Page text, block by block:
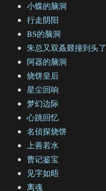
小蝶的脑洞
行走阴阳
BS的脑洞
朱总又双叒叕撞到头了
阿器的脑洞
烧饼皇后
星尘回响
梦幻边际
心跳回忆
名侦探烧饼
上善若水
曹记鉴宝
见字如晤
离魂